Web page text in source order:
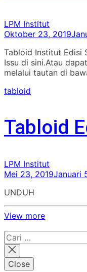
LPM Institut
Oktober 23, 2019
Tabloid Institut Edisi
Issu di sini.Atau
melalui tautan di
tabloid
Tabloid
LPM Institut
Mei 23, 2019Januari
UNDUH
View more
Cari
untuk:
Close